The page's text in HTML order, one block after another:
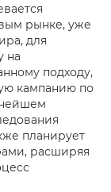
рынке, уже
для
на
подходу,
кампанию по
планирует
расширяя